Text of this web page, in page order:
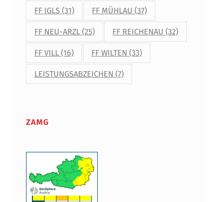
FF IGLS (31) FF MÜHLAU (37)
FF NEU-ARZL(25) FF REICHENAU (32)
FF VILL(16) FF WILTEN (33)
LEISTUNGSABZEICHEN (7)
ZAMG